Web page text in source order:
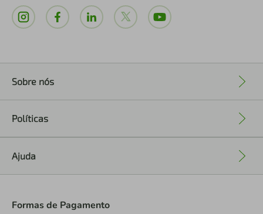
Sobre nós
Políticas
Ajuda
Formas de Pagamento